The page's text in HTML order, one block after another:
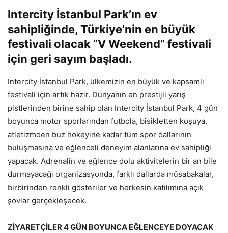
Intercity İstanbul Park’ın ev
sahipliğinde, Türkiye’nin en büyük
festivali olacak “V Weekend” festivali
için geri sayım başladı.
Intercity İstanbul Park, ülkemizin en büyük ve kapsamlı
festivali için artık hazır. Dünyanın en prestijli yarış
pistlerinden birine sahip olan Intercity İstanbul Park, 4 gün
boyunca motor sporlarından futbola, bisikletten koşuya,
atletizmden buz hokeyine kadar tüm spor dallarının
buluşmasına ve eğlenceli deneyim alanlarına ev sahipliği
yapacak. Adrenalin ve eğlence dolu aktivitelerin bir an bile
durmayacağı organizasyonda, farklı dallarda müsabakalar,
birbirinden renkli gösteriler ve herkesin katılımına açık
şovlar gerçekleşecek.
ZİYARETÇİLER 4 GÜN BOYUNCA EĞLENCEYE DOYACAK